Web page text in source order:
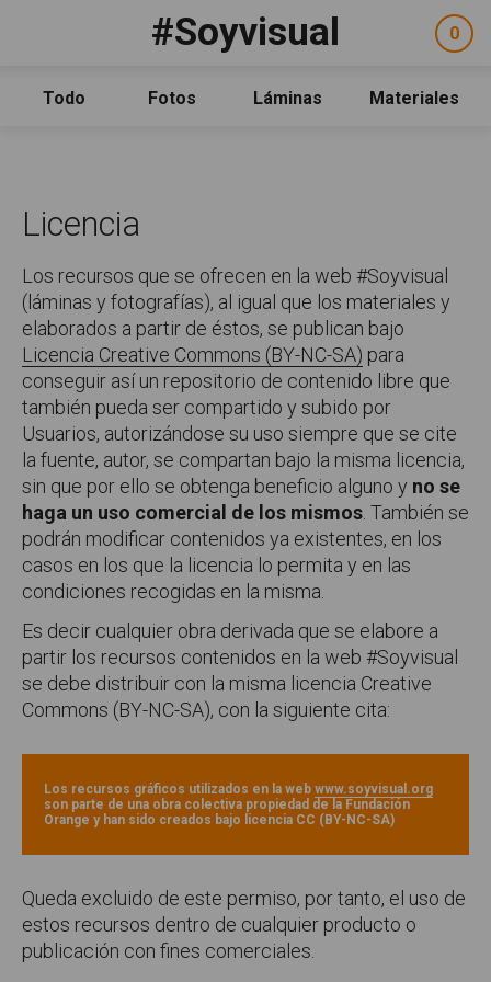
#Soyvisual
Todo
Fotos Láminas Materiales
0
Licencia
Los recursos que se ofrecen en la web #Soyvisual
(láminas y fotografías), al igual que los materiales y
elaborados a partir de éstos, se publican bajo
Licencia Creative Commons (BY-NC-SA) para
conseguir así un repositorio de contenido libre que
también pueda ser compartido y subido por
Usuarios, autorizándose su uso siempre que se cite
la fuente, autor, se compartan bajo la misma licencia,
sin que por ello se obtenga beneficio alguno y no se
haga un uso comercial de los mismos . También se
podrán modificar contenidos ya existentes, en los
casos en los que la licencia lo permita y en las
condiciones recogidas en la misma.
Es decir cualquier obra derivada que se elabore a
partir los recursos contenidos en la web #Soyvisual
se debe distribuir con la misma licencia Creative
Commons (BY-NC-SA), con la siguiente cita:
Los recursos gráficos utilizados en la web www.soyvisual.org
son parte de una obra colectiva propiedad de la Fundación
Orange y han sido creados bajo licencia CC (BY-NC-SA)
Queda excluido de este permiso, por tanto, el uso de
estos recursos dentro de cualquier producto o
publicación con fines comerciales.
FacebookYouTubeTwitter
Qué es #Soyvisual
Contacto
Legal
Aviso Legal
Créditos